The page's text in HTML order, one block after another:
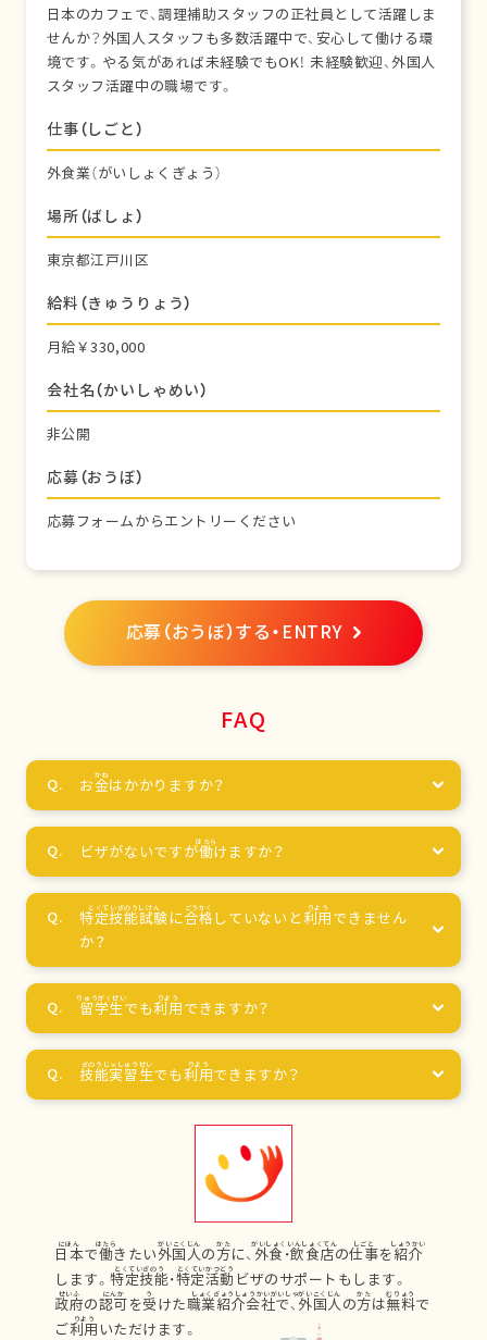
日本のカフェで、調理補助スタッフの正社員として活躍しま
せんか？外国人スタッフも多数活躍中で、安心して働ける環
境です。やる気があれば未経験でもOK！ 未経験歓迎、外国人
スタッフ活躍中の職場です。
仕事（しごと）
外食業（がいしょくぎょう）
場所（ばしょ）
東京都江戸川区
給料（きゅうりょう）
月給￥330,000
会社名（かいしゃめい）
非公開
応募（おうぼ）
応募フォームからエントリーください
応募（おうぼ）する・ENTRY
FAQ
お金はかかりますか？
ビザがないですが働けますか？
特定技能試験に合格 していないと利用 できません
か？
留学生でも利用 できますか？
技能実習生でも利用できますか？
日本で働きたい外国人の方に、 外食 ・飲食店の仕事を紹介
します。特定技能・特定活動 ビザのサポートもします。
政府の認可を受けた職業紹介会社で、 外国人の方は無料で
ご利用 いただけます。